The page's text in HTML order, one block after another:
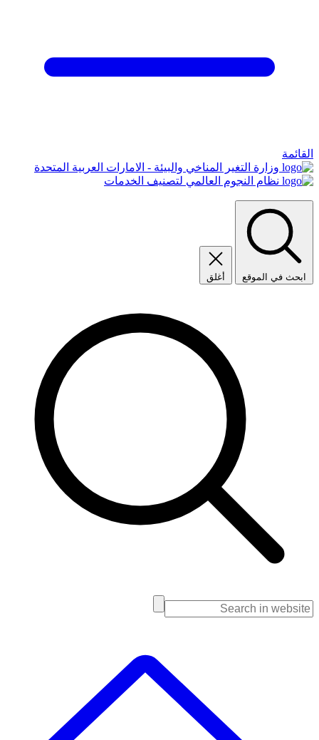
القائمة
وزارة التغير المناخي والبيئة - الامارات العربية المتحدة
نظام النجوم العالمي لتصنيف الخدمات
ابحث في الموقع أغلق